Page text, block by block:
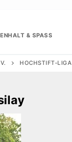
& SPASS
HOCHSTIFT-LIGA